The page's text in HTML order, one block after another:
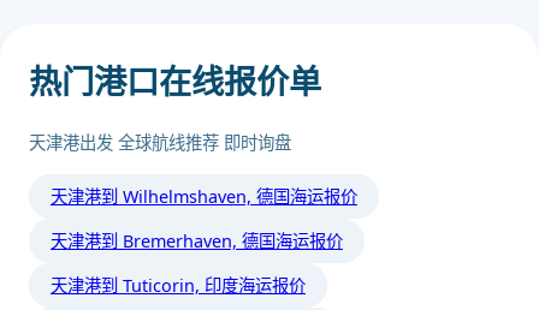
热门港口在线报价单
天津港出发 全球航线推荐 即时询盘
天津港到 Wilhelmshaven, 德国海运报价
天津港到 Bremerhaven, 德国海运报价
天津港到 Tuticorin, 印度海运报价